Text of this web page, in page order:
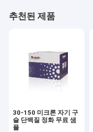
추천된 제품
30-150 미크론 자기 구
슬 단백질 정화 무료 샘
플